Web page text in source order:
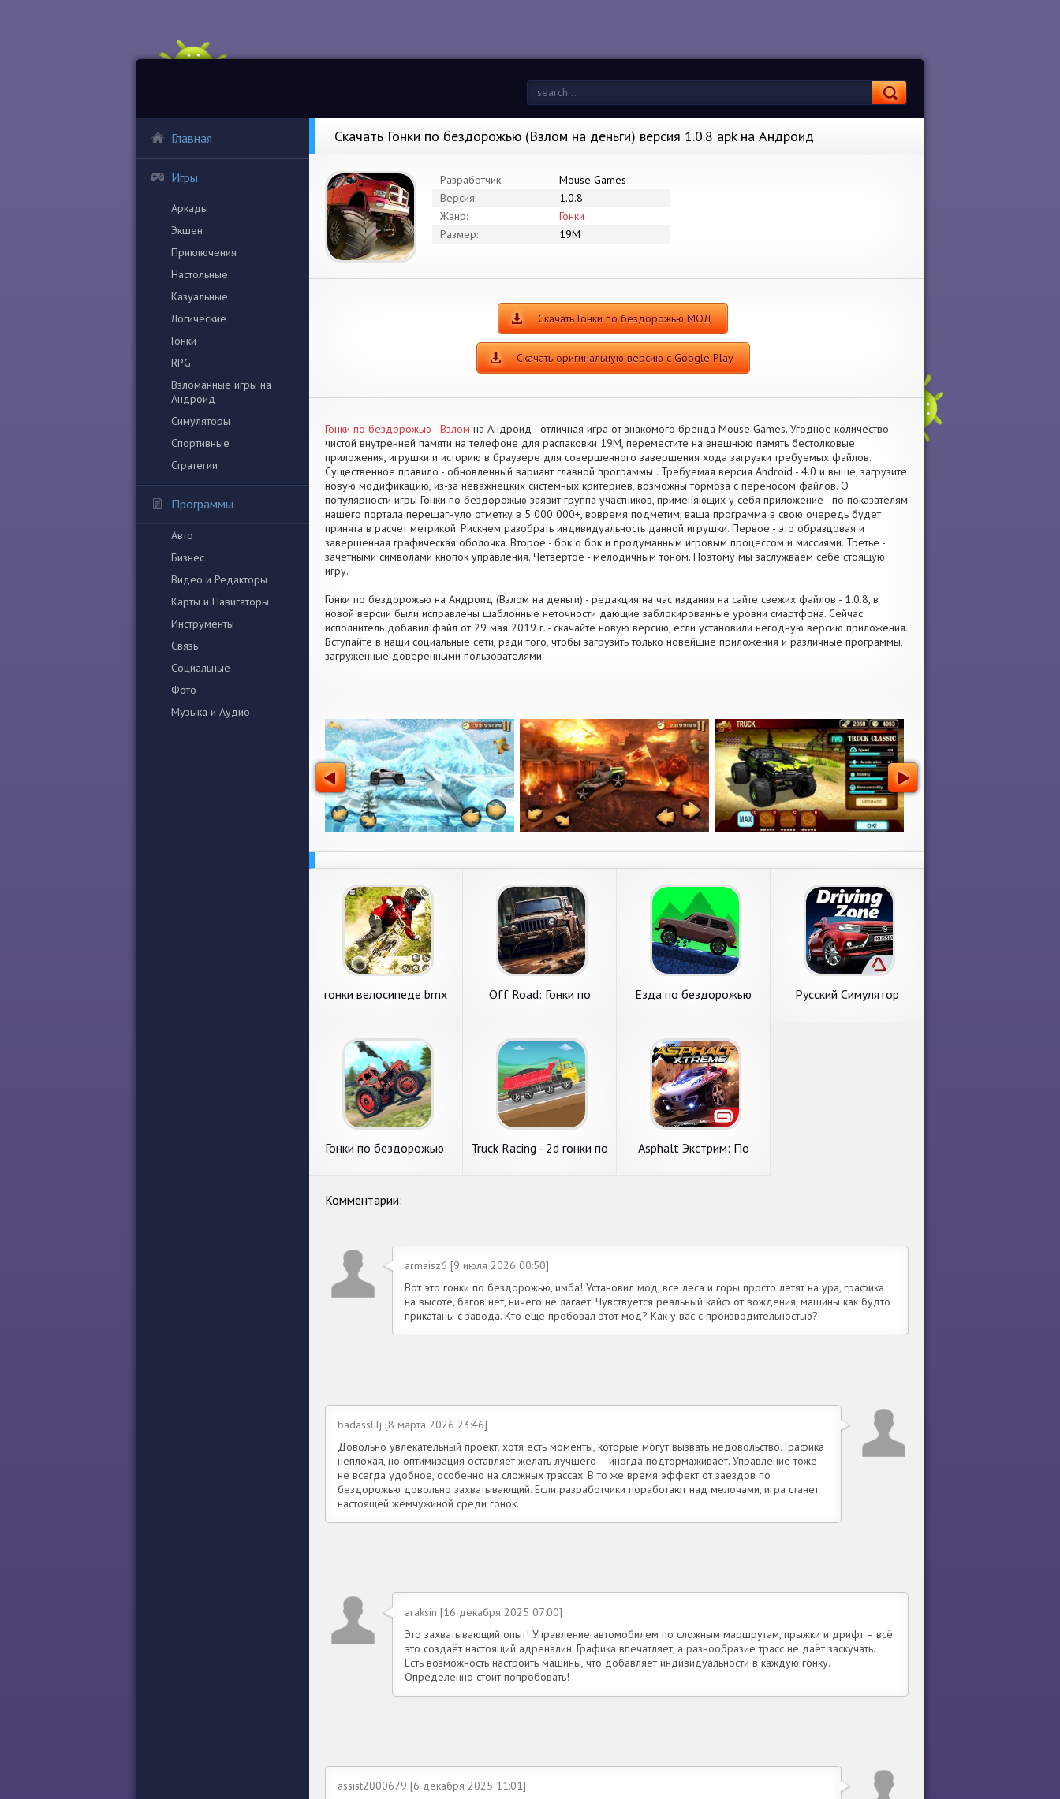
Главная
Игры
Аркады
Экшен
Приключения
Настольные
Казуальные
Логические
Гонки
RPG
Взломанные игры на
Андроид
Симуляторы
Спортивные
Стратегии
Программы
Авто
Бизнес
Видео и Редакторы
Карты и Навигаторы
Инструменты
Связь
Социальные
Фото
Музыка и Аудио
Скачать Гонки по бездорожью (Взлом на деньги) версия 1.0.8 apk на Андроид
Разработчик:
Mouse Games
Версия:
1.0.8
Жанр:
Гонки
Размер:
19M
Скачать Гонки по бездорожью МОД
Скачать оригинальную версию с Google Play
Гонки по бездорожью - Взлом на Андроид - отличная игра от знакомого бренда Mouse Games. Угодное количество
чистой внутренней памяти на телефоне для распаковки 19M, переместите на внешнюю память бестолковые
приложения, игрушки и историю в браузере для совершенного завершения хода загрузки требуемых файлов.
Существенное правило - обновленный вариант главной программы . Требуемая версия Android - 4.0 и выше, загрузите
новую модификацию, из-за неважнецких системных критериев, возможны тормоза с переносом файлов. О
популярности игры Гонки по бездорожью заявит группа участников, применяющих у себя приложение - по показателям
нашего портала перешагнуло отметку в 5 000 000+, вовремя подметим, ваша программа в свою очередь будет
принята в расчет метрикой. Рискнем разобрать индивидуальность данной игрушки. Первое - это образцовая и
завершенная графическая оболочка. Второе - бок о бок и продуманным игровым процессом и миссиями. Третье -
зачетными символами кнопок управления. Четвертое - мелодичным тоном. Поэтому мы заслужваем себе стоящую
игру.
Гонки по бездорожью на Андроид (Взлом на деньги) - редакция на час издания на сайте свежих файлов - 1.0.8, в
новой версии были исправлены шаблонные неточности дающие заблокированные уровни смартфона. Сейчас
исполнитель добавил файл от 29 мая 2019 г. - скачайте новую версию, если установили негодную версию приложения.
Вступайте в наши социальные сети, ради того, чтобы загрузить только новейшие приложения и различные программы,
загруженные доверенными пользователями.
гонки велосипеде bmx
Off Road: Гонки по
Езда по бездорожью
Русский Симулятор
Гонки по бездорожью:
Truck Racing - 2d гонки по
Asphalt Экстрим: По
Комментарии:
armaisz6 [9 июля 2026 00:50]
Вот это гонки по бездорожью, имба! Установил мод, все леса и горы просто летят на ура, графика
на высоте, багов нет, ничего не лагает. Чувствуется реальный кайф от вождения, машины как будто
прикатаны с завода. Кто еще пробовал этот мод? Как у вас с производительностью?
badasslilj [8 марта 2026 23:46]
Довольно увлекательный проект, хотя есть моменты, которые могут вызвать недовольство. Графика
неплохая, но оптимизация оставляет желать лучшего – иногда подтормаживает. Управление тоже
не всегда удобное, особенно на сложных трассах. В то же время эффект от заездов по
бездорожью довольно захватывающий. Если разработчики поработают над мелочами, игра станет
настоящей жемчужиной среди гонок.
araksin [16 декабря 2025 07:00]
Это захватывающий опыт! Управление автомобилем по сложным маршрутам, прыжки и дрифт – всё
это создаёт настоящий адреналин. Графика впечатляет, а разнообразие трасс не даёт заскучать.
Есть возможность настроить машины, что добавляет индивидуальности в каждую гонку.
Определенно стоит попробовать!
assist2000679 [6 декабря 2025 11:01]